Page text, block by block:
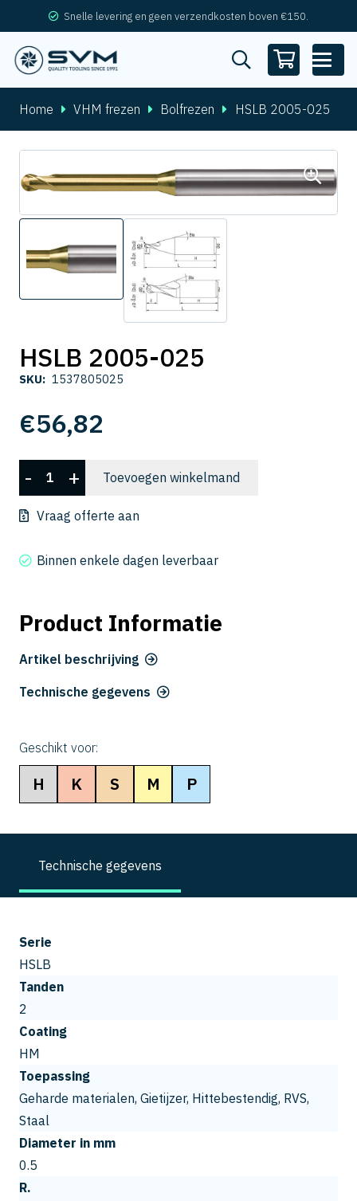
Snelle levering en geen verzendkosten boven €150.
Home VHM frezen Bolfrezen HSLB 2005-025
HSLB 2005-025
SKU: 1537805025
€56,82
HSLB
2005-
025
- + Toevoegen winkelmand
Vraag offerte aan
Binnen enkele dagen leverbaar
Product Informatie
Artikel beschrijving
Technische gegevens
Geschikt voor:
H K S M P
Technische gegevens
Serie
HSLB
Tanden
2
Coating
HM
Toepassing
Geharde materialen, Gietijzer, Hittebestendig, RVS,
Staal
Diameter in mm
0.5
R.